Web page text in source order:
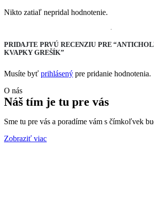
Nikto zatiaľ nepridal hodnotenie.
PRIDAJTE PRVÚ RECENZIU PRE
KVAPKY GREŠÍK”
Musíte byť prihlásený pre pridanie hodnotenia.
O nás
Náš tím je tu pre vás
Sme tu pre vás a poradíme vám s čímkoľvek
Zobraziť viac